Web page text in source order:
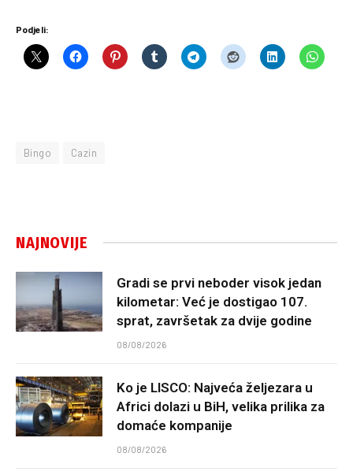
Podjeli:
Bingo Cazin
NAJNOVIJE
Gradi se prvi neboder visok jedan
kilometar: Već je dostigao 107.
sprat, završetak za dvije godine
08/08/2026
Ko je LISCO: Najveća željezara u
Africi dolazi u BiH, velika prilika za
domaće kompanije
08/08/2026